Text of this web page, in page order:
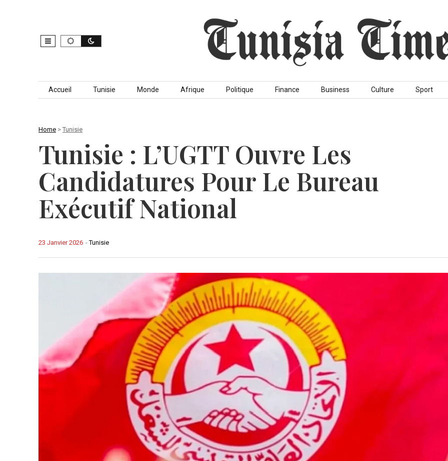
Skip to content
Accueil Tunisie Monde Afrique Politique Finance Business Culture Sport
Home > Tunisie
Tunisie : L’UGTT Ouvre Les
Candidatures Pour Le Bureau
Exécutif National
-Tunisie
23 Janvier 2026